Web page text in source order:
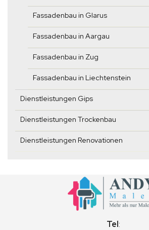
Fassadenbau in Glarus
Fassadenbau in Aargau
Fassadenbau in Zug
Fassadenbau in Liechtenstein
Dienstleistungen Gips
Dienstleistungen Trockenbau
Dienstleistungen Renovationen
Tel: